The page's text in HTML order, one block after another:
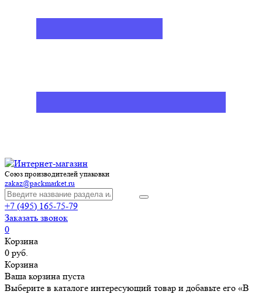
Союз производителей упаковки
zakaz@packmarket.ru
+7 (495) 165-75-79
Заказать звонок
0
Корзина
0 руб.
Корзина
Ваша корзина пуста
Выберите в каталоге интересующий товар и добавьте его «В